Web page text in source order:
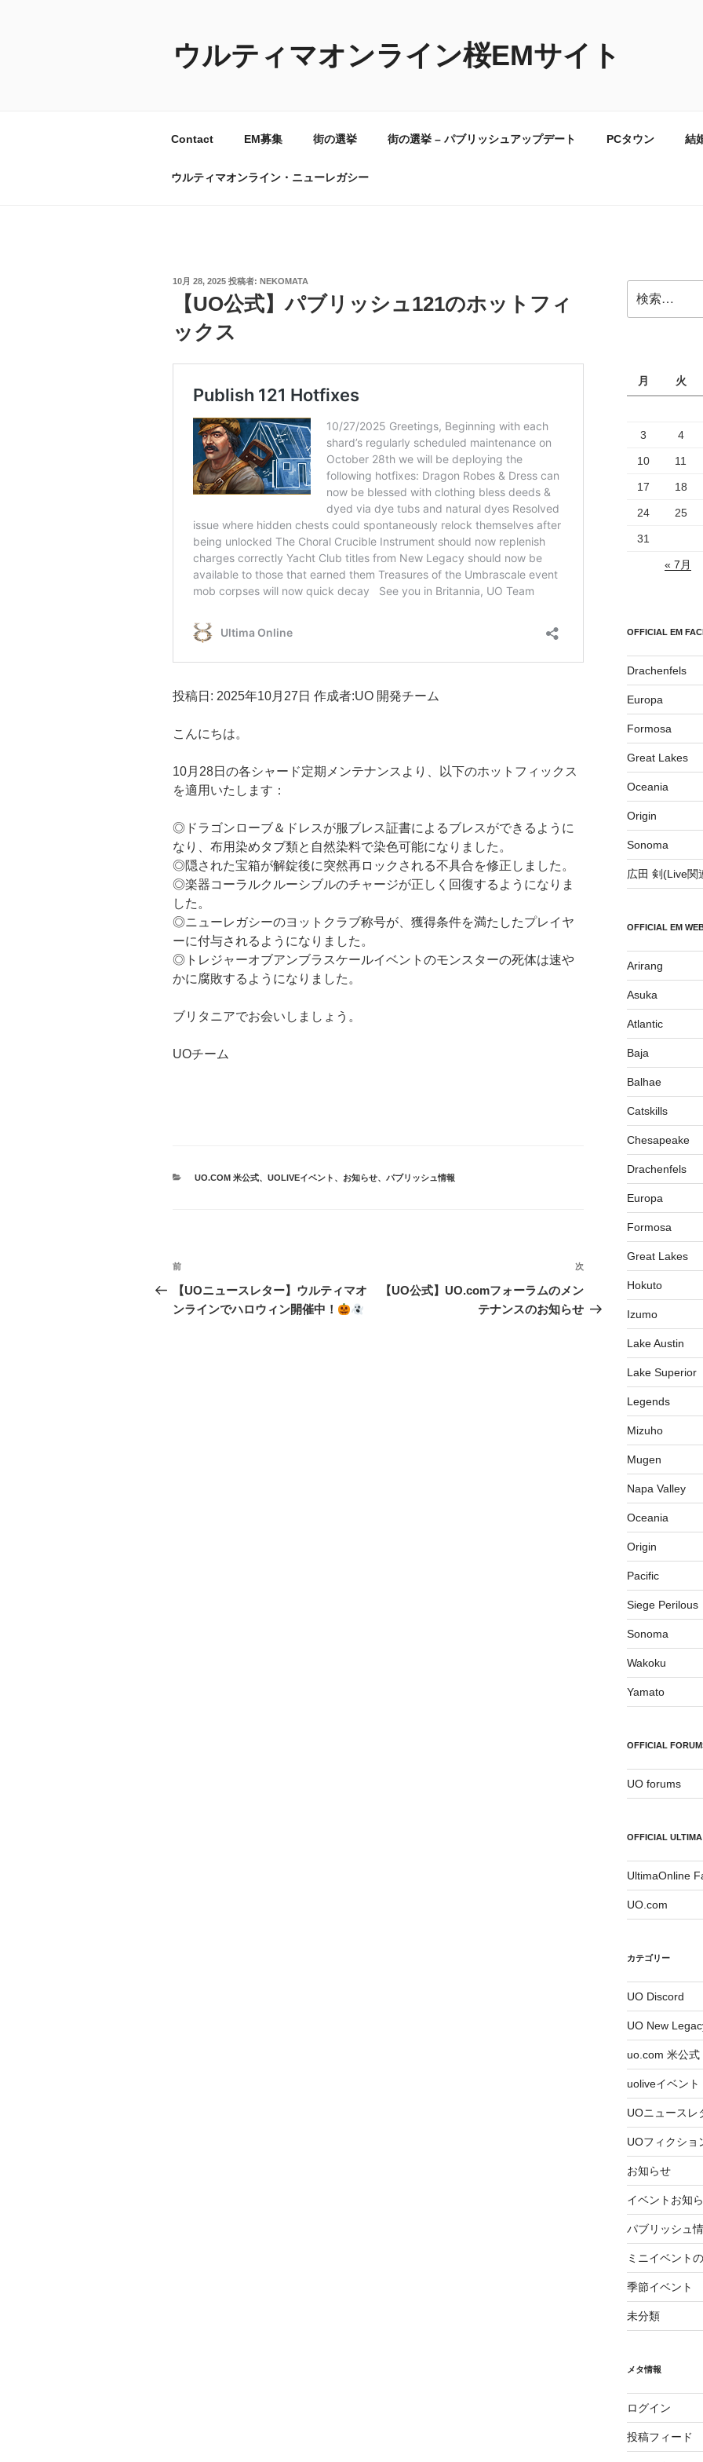
ウルティマオンライン桜EMサイト
Contact EM募集 街の選挙 街の選挙 – パブリッシュアップデート PCタウン 結
ウルティマオンライン・ニューレガシー
投
10月 28, 2025 投稿者: NEKOMATA
【UO公式】パブリッシュ121のホットフィ
ックス
投稿日: 2025年10月27日 作成者:UO 開発チーム
こんにちは。
10月28日の各シャード定期メンテナンスより、以下のホットフィックス
を適用いたします：
◎ドラゴンローブ＆ドレスが服ブレス証書によるブレスができるように
なり、布用染めタブ類と自然染料で染色可能になりました。
◎隠された宝箱が解錠後に突然再ロックされる不具合を修正しました。
◎楽器コーラルクルーシブルのチャージが正しく回復するようになりま
した。
◎ニューレガシーのヨットクラブ称号が、獲得条件を満たしたプレイヤ
ーに付与されるようになりました。
◎トレジャーオブアンブラスケールイベントのモンスターの死体は速や
かに腐敗するようになりました。
ブリタニアでお会いしましょう。
UOチーム
カ
UO.COM 米公式、 UOLIVEイベント 、 お知らせ、 パブリッシュ情報
投
稿
ナ
前
の
投
前
【UOニュースレター】ウルティマオ
ンラインでハロウィン開催中！
次
の
投
次
【UO公式】UO.comフォーラムのメン
テナンスのお知らせ
索:
月 火
3 4
10 11
17 18
24 25
31
« 7月
OFFICIAL EM
Drachenfels
Europa
Formosa
Great Lakes
Oceania
Origin
Sonoma
広田 剣(Live関
OFFICIAL EM
Arirang
Asuka
Atlantic
Baja
Balhae
Catskills
Chesapeake
Drachenfels
Europa
Formosa
Great Lakes
Hokuto
Izumo
Lake Austin
Lake Superior
Legends
Mizuho
Mugen
Napa Valley
Oceania
Origin
Pacific
Siege Perilous
Sonoma
Wakoku
Yamato
OFFICIAL
UO forums
OFFICIAL
UltimaOnline
UO.com
カテゴリー
UO Discord
UO New
uo.com 米公式
uoliveイベント
UOニュースレ
UOフィクショ
お知らせ
イベントお知
パブリッシュ
ミニイベント
季節イベント
未分類
メタ情報
ログイン
投稿フィード